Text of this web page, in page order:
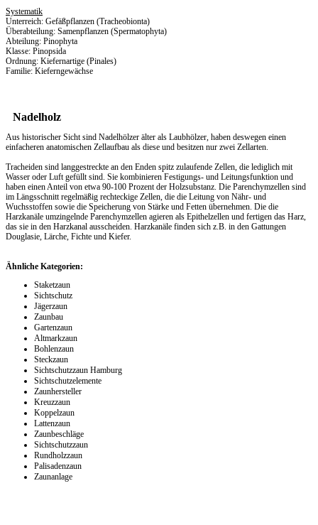
Systematik
Unterreich: Gefäßpflanzen (Tracheobionta)
Überabteilung: Samenpflanzen (Spermatophyta)
Abteilung: Pinophyta
Klasse: Pinopsida
Ordnung: Kiefernartige (Pinales)
Familie: Kieferngewächse
Nadelholz
Aus historischer Sicht sind Nadelhölzer älter als Laubhölzer, haben deswegen einen
einfacheren anatomischen Zellaufbau als diese und besitzen nur zwei Zellarten.
Tracheiden sind langgestreckte an den Enden spitz zulaufende Zellen, die lediglich mit
Wasser oder Luft gefüllt sind. Sie kombinieren Festigungs- und Leitungsfunktion und
haben einen Anteil von etwa 90-100 Prozent der Holzsubstanz. Die Parenchymzellen sind
im Längsschnitt regelmäßig rechteckige Zellen, die die Leitung von Nähr- und
Wuchsstoffen sowie die Speicherung von Stärke und Fetten übernehmen. Die die
Harzkanäle umzingelnde Parenchymzellen agieren als Epithelzellen und fertigen das Harz,
das sie in den Harzkanal ausscheiden. Harzkanäle finden sich z.B. in den Gattungen
Douglasie, Lärche, Fichte und Kiefer.
Ähnliche Kategorien:
Staketzaun
Sichtschutz
Jägerzaun
Zaunbau
Gartenzaun
Altmarkzaun
Bohlenzaun
Steckzaun
Sichtschutzzaun Hamburg
Sichtschutzelemente
Zaunhersteller
Kreuzzaun
Koppelzaun
Lattenzaun
Zaunbeschläge
Sichtschutzzaun
Rundholzzaun
Palisadenzaun
Zaunanlage